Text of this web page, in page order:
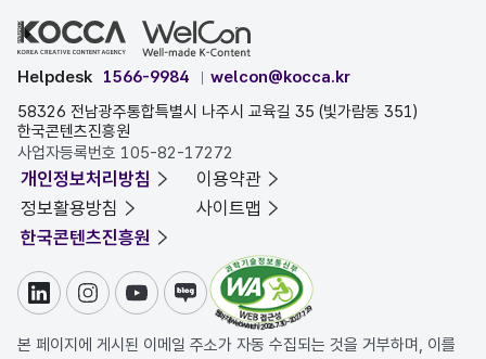
Helpdesk 1566-9984
welcon@kocca.kr
58326 전남광주통합특별시 나주시 교육길 35 (빛가람동 351)
한국콘텐츠진흥원
사업자등록번호 105-82-17272
개인정보처리방침
이용약관
정보활용방침
사이트맵
한국콘텐츠진흥원
링크드인인스타그램
유튜브블로그
본 페이지에 게시된 이메일 주소가 자동 수집되는 것을 거부하며, 이를